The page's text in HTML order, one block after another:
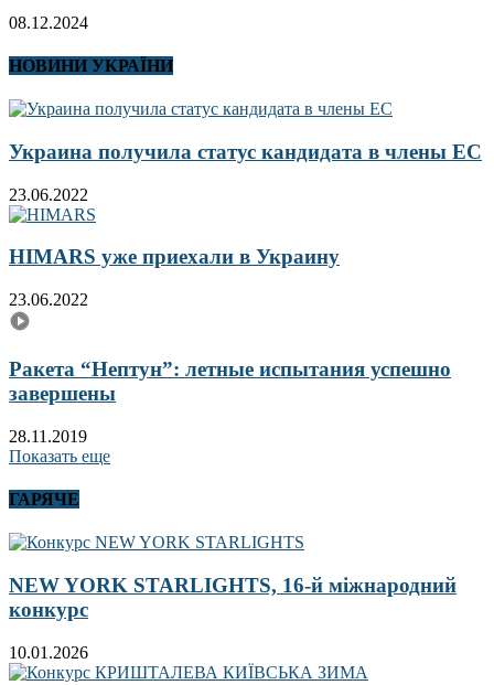
08.12.2024
НОВИНИ УКРАЇНИ
Украина получила статус кандидата в члены ЕС
23.06.2022
HIMARS уже приехали в Украину
23.06.2022
Ракета “Нептун”: летные испытания успешно
завершены
28.11.2019
Показать еще
ГАРЯЧЕ
NEW YORK STARLIGHTS, 16-й міжнародний
конкурс
10.01.2026